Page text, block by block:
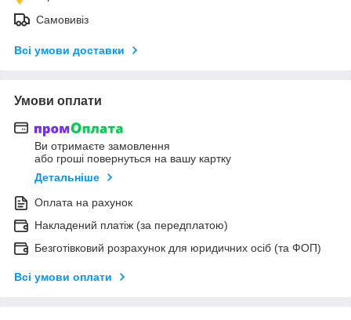
Самовивіз
Всі умови доставки
Умови оплати
Ви отримаєте замовлення
або гроші повернуться на вашу картку
Детальніше
Оплата на рахунок
Накладений платіж (за передплатою)
Безготівковий розрахунок для юридичних осіб (та ФОП)
Всі умови оплати